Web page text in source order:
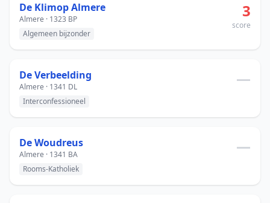
De Klimop Almere
Almere · 1323 BP
Algemeen bijzonder
3
score
De Verbeelding
Almere · 1341 DL
Interconfessioneel
—
De Woudreus
Almere · 1341 BA
Rooms-Katholiek
—